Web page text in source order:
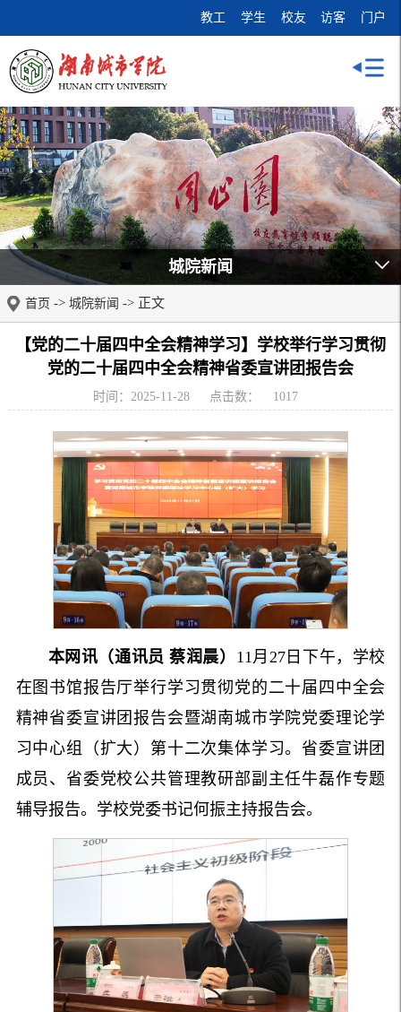
教工 学生 校友 访客 门户
城院新闻
首页 -> 城院新闻 -> 正文
【党的二十届四中全会精神学习】学校举行学习贯彻
党的二十届四中全会精神省委宣讲团报告会
时间：2025-11-28 点击数： 1017
本网讯（通讯员 蔡润晨） 11月27日下午，学校
在图书馆报告厅举行学习贯彻党的二十届四中全会
精神省委宣讲团报告会暨湖南城市学院党委理论学
习中心组（扩大）第十二次集体学习。省委宣讲团
成员、省委党校公共管理教研部副主任牛磊作专题
辅导报告。学校党委书记何振主持报告会。